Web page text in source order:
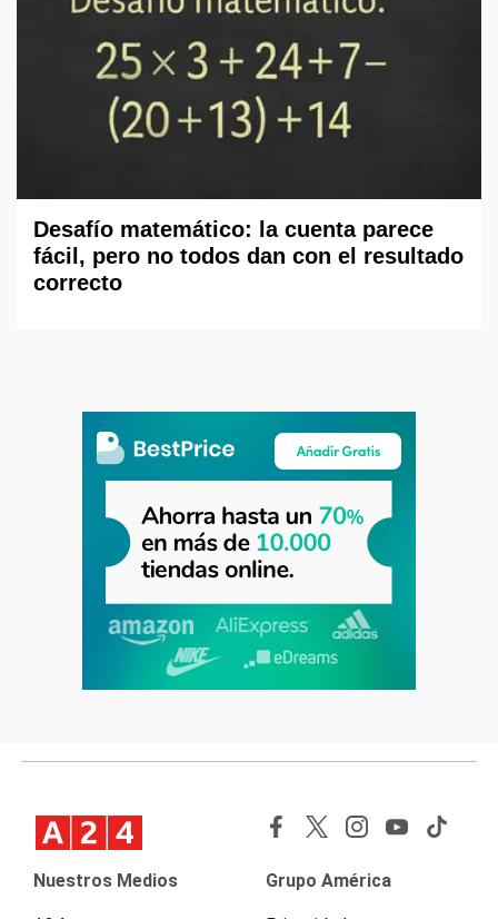
Desafío matemático: la cuenta parece
fácil, pero no todos dan con el resultado
correcto
Nuestros Medios Grupo América